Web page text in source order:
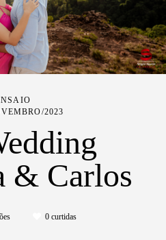
2023
& Carlos
0curtidas